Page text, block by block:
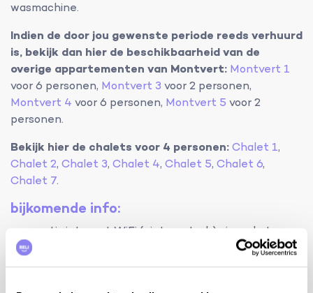
wasmachine.
Indien de door jou gewenste periode reeds verhuurd
is, bekijk dan hier de beschikbaarheid van de
overige appartementen van Montvert: Montvert 1
voor 6 personen, Montvert 3 voor 2 personen,
Montvert 4 voor 6 personen, Montvert 5 voor 2
personen.
Bekijk hier de chalets voor 4 personen:Chalet 1,
Chalet 2, Chalet 3, Chalet 4, Chalet 5, Chalet 6,
Chalet 7.
bijkomende info:
gratis internet WiFi (niet zo sterk) via code te
kinderstoel met riempjes (type Ikea)